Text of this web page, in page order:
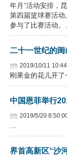
年月”活动安排，
第四届篮球赛活
参与了比赛活动。
二十一世纪的闺
2019/10/11
刚果金的花儿开了
中国恩菲举行
2019/5/20
界首高新区“沙